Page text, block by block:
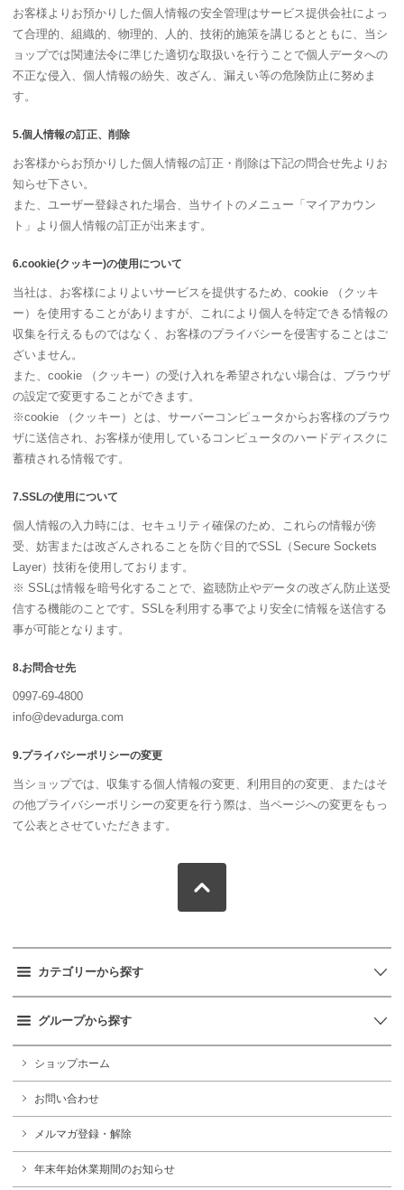
お客様よりお預かりした個人情報の安全管理はサービス提供会社によっ
て合理的、組織的、物理的、人的、技術的施策を講じるとともに、当シ
ョップでは関連法令に準じた適切な取扱いを行うことで個人データへの
不正な侵入、個人情報の紛失、改ざん、漏えい等の危険防止に努めま
す。
5.個人情報の訂正、削除
お客様からお預かりした個人情報の訂正・削除は下記の問合せ先よりお
知らせ下さい。
また、ユーザー登録された場合、当サイトのメニュー「マイアカウン
ト」より個人情報の訂正が出来ます。
6.cookie(クッキー)の使用について
当社は、お客様によりよいサービスを提供するため、cookie （クッキ
ー）を使用することがありますが、これにより個人を特定できる情報の
収集を行えるものではなく、お客様のプライバシーを侵害することはご
ざいません。
また、cookie （クッキー）の受け入れを希望されない場合は、ブラウザ
の設定で変更することができます。
※cookie （クッキー）とは、サーバーコンピュータからお客様のブラウ
ザに送信され、お客様が使用しているコンピュータのハードディスクに
蓄積される情報です。
7.SSLの使用について
個人情報の入力時には、セキュリティ確保のため、これらの情報が傍
受、妨害または改ざんされることを防ぐ目的でSSL（Secure Sockets
Layer）技術を使用しております。
※ SSLは情報を暗号化することで、盗聴防止やデータの改ざん防止送受
信する機能のことです。SSLを利用する事でより安全に情報を送信する
事が可能となります。
8.お問合せ先
0997-69-4800
info@devadurga.com
9.プライバシーポリシーの変更
当ショップでは、収集する個人情報の変更、利用目的の変更、またはそ
の他プライバシーポリシーの変更を行う際は、当ページへの変更をもっ
て公表とさせていただきます。
カテゴリーから探す
グループから探す
ショップホーム
お問い合わせ
メルマガ登録・解除
年末年始休業期間のお知らせ